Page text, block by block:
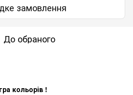
замовлення
До обраного
кольорів !